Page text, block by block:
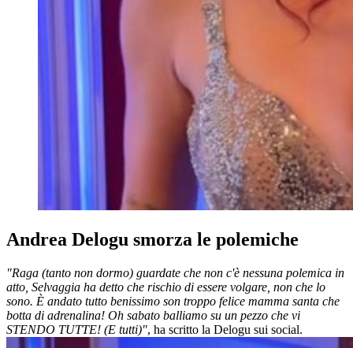
Andrea Delogu smorza le polemiche
"Raga (tanto non dormo) guardate che non c'è nessuna polemica in
atto, Selvaggia ha detto che rischio di essere volgare, non che lo
sono. È andato tutto benissimo son troppo felice mamma santa che
botta di adrenalina! Oh sabato balliamo su un pezzo che vi
STENDO TUTTE! (E tutti)", ha scritto la Delogu sui social.